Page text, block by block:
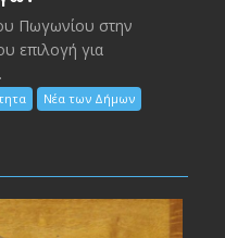
Πωγωνίου στην
επιλογή για
Νέα των Δήμων